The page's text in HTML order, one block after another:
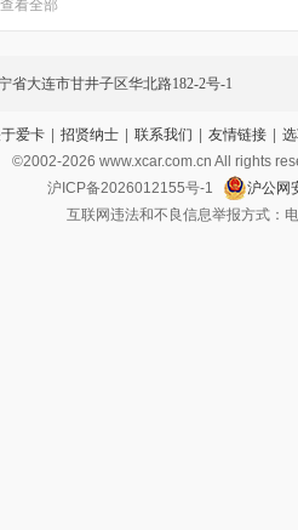
查看全部
省大连市甘井子区华北路182-2号-1
爱卡 招贤纳士 联系我们 友情链接
©2002-2026 www.xcar.com.cn All rights
沪ICP备2026012155号-1
沪公网
互联网违法和不良信息举报方式：